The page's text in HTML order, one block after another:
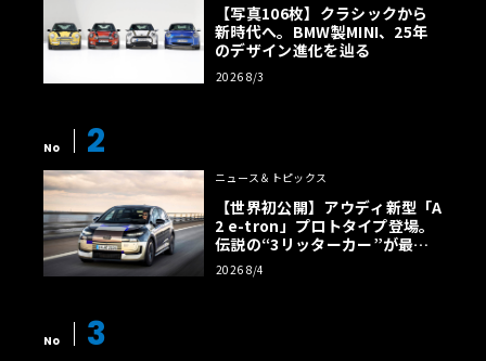
【写真106枚】クラシックから
新時代へ。BMW製MINI、25年
のデザイン進化を辿る
2026 8/3
No 2
ニュース＆トピックス
【世界初公開】アウディ新型「A
2 e-tron」プロトタイプ登場。
伝説の“3リッターカー”が最高
効率エントリーBEVとして復活
【画像38枚】
2026 8/4
No 3